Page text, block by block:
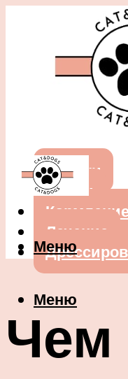
Собаки
Кошки
Лечение
Меню
Меню
Чем